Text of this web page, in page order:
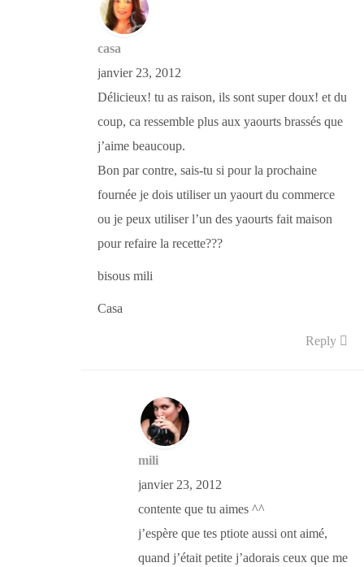
casa
janvier 23, 2012
Délicieux! tu as raison, ils sont super doux! et du
coup, ca ressemble plus aux yaourts brassés que
j’aime beaucoup.
Bon par contre, sais-tu si pour la prochaine
fournée je dois utiliser un yaourt du commerce
ou je peux utiliser l’un des yaourts fait maison
pour refaire la recette???
bisous mili
Casa
Reply
mili
janvier 23, 2012
contente que tu aimes ^^
j’espère que tes ptiote aussi ont aimé,
quand j’était petite j’adorais ceux que me